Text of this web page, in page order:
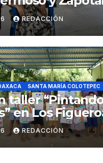
redes de
prevenir
REDACCIÓN
SANTA MARÍA COLOTEPEC
taller
en Los
del Curso de
REDACCIÓN